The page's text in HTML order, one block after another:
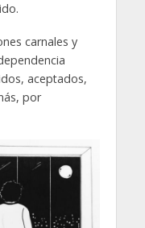
carnales y
aceptados,
por